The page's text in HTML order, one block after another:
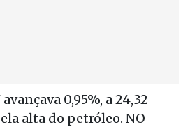
0,95%, a 24,32
alta do petróleo. NO